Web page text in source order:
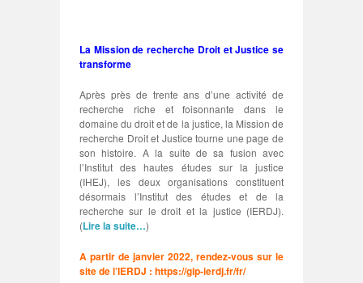
La Mission de recherche Droit et Justice se
transforme
Après près de trente ans d’une activité de
recherche riche et foisonnante dans le
domaine du droit et de la justice, la Mission de
recherche Droit et Justice tourne une page de
son histoire. A la suite de sa fusion avec
l’Institut des hautes études sur la justice
(IHEJ), les deux organisations constituent
désormais l’Institut des études et de la
recherche sur le droit et la justice (IERDJ).
(Lire la suite…)
A partir de janvier 2022, rendez-vous sur le
site de l’IERDJ : https://gip-ierdj.fr/fr/